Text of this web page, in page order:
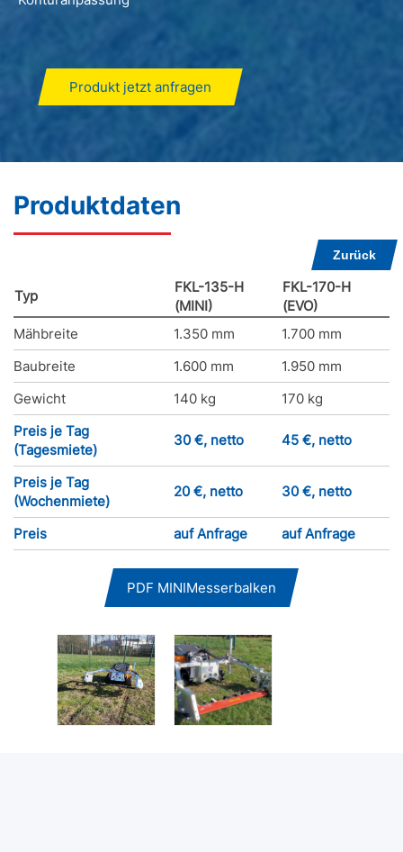
Produkt jetzt anfragen
Produktdaten
Zurück
Typ
FKL-135-H
(MINI)
FKL-170-H
(EVO)
Mähbreite
1.350 mm
1.700 mm
Baubreite
1.600 mm
1.950 mm
Gewicht
140 kg
170 kg
Preis je Tag
(Tagesmiete)
30 €, netto 45 €, netto
Preis je Tag
(Wochenmiete)
20 €, netto 30 €, netto
Preis auf Anfrage auf Anfrage
PDF MINIMesserbalken